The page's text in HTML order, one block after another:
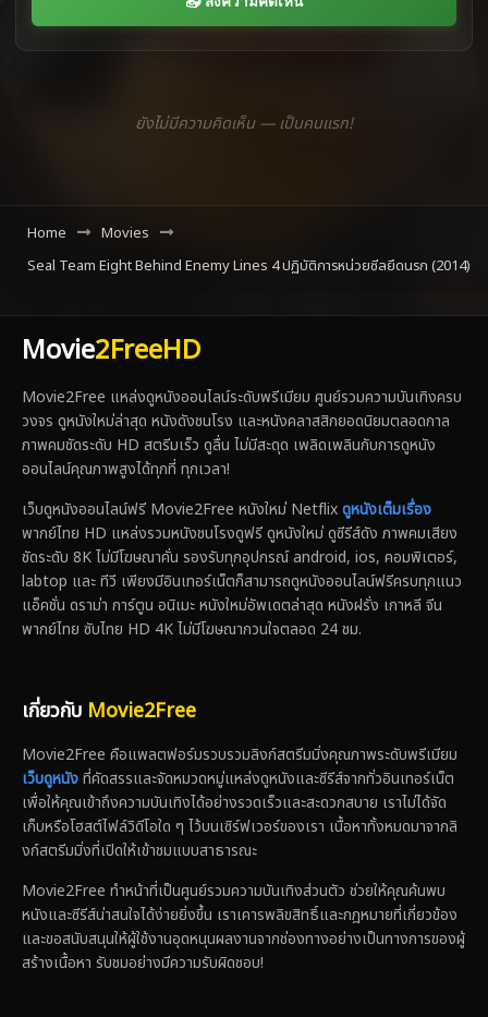
ยังไม่มีความคิดเห็น — เป็นคนแรก!
Home
Movies
Seal Team Eight Behind Enemy Lines 4 ปฏิบัติการหน่วยซีลยึดนรก (2014)
Movie2FreeHD
Movie2Free แหล่งดูหนังออนไลน์ระดับพรีเมียม ศูนย์รวมความบันเทิงครบ
วงจร ดูหนังใหม่ล่าสุด หนังดังชนโรง และหนังคลาสสิกยอดนิยมตลอดกาล
ภาพคมชัดระดับ HD สตรีมเร็ว ดูลื่น ไม่มีสะดุด เพลิดเพลินกับการดูหนัง
ออนไลน์คุณภาพสูงได้ทุกที่ ทุกเวลา!
เว็บดูหนังออนไลน์ฟรี Movie2Free หนังใหม่ Netflixดูหนังเต็มเรื่อง
พากย์ไทย HD แหล่งรวมหนังชนโรงดูฟรี ดูหนังใหม่ ดูซีรีส์ดัง ภาพคมเสียง
ชัดระดับ 8K ไม่มีโฆษณาคั่น รองรับทุกอุปกรณ์ android, ios, คอมพิเตอร์,
labtop และ ทีวี เพียงมีอินเทอร์เน็ตก็สามารถดูหนังออนไลน์ฟรีครบทุกแนว
แอ็คชั่น ดราม่า การ์ตูน อนิเมะ หนังใหม่อัพเดตล่าสุด หนังฝรั่ง เกาหลี จีน
พากย์ไทย ซับไทย HD 4K ไม่มีโฆษณากวนใจตลอด 24 ชม.
เกี่ยวกับ Movie2Free
Movie2Free คือแพลตฟอร์มรวบรวมลิงก์สตรีมมิ่งคุณภาพระดับพรีเมียม
เว็บดูหนังที่คัดสรรและจัดหมวดหมู่แหล่งดูหนังและซีรีส์จากทั่วอินเทอร์เน็ต
เพื่อให้คุณเข้าถึงความบันเทิงได้อย่างรวดเร็วและสะดวกสบาย เราไม่ได้จัด
เก็บหรือโฮสต์ไฟล์วิดีโอใด ๆ ไว้บนเซิร์ฟเวอร์ของเรา เนื้อหาทั้งหมดมาจากลิ
งก์สตรีมมิ่งที่เปิดให้เข้าชมแบบสาธารณะ
Movie2Free ทำหน้าที่เป็นศูนย์รวมความบันเทิงส่วนตัว ช่วยให้คุณค้นพบ
หนังและซีรีส์น่าสนใจได้ง่ายยิ่งขึ้น เราเคารพลิขสิทธิ์และกฎหมายที่เกี่ยวข้อง
และขอสนับสนุนให้ผู้ใช้งานอุดหนุนผลงานจากช่องทางอย่างเป็นทางการของผู้
สร้างเนื้อหา รับชมอย่างมีความรับผิดชอบ!